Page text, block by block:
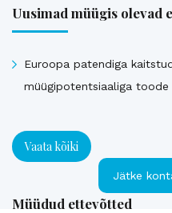
Uusimad müügis olevad
Euroopa patendiga
müügipotentsiaaliga toode
Vaata kõiki
Müüdud ettevõtted
Jätke